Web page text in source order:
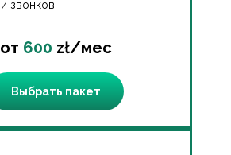
и звонков
от 600 zł/мес
Выбрать пакет